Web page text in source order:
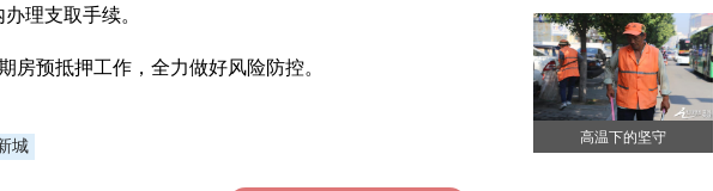
理支取手续。
预抵押工作，全力做好风险防控。
城 高温下的坚守